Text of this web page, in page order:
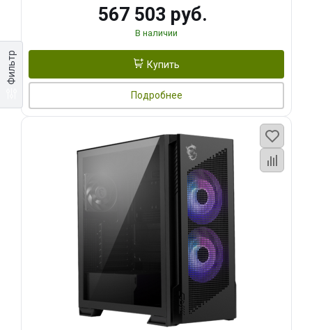
Фильтр
567 503 руб.
В наличии
Купить
Подробнее